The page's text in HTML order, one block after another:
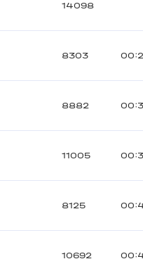
14098
8303
8882
11005
8125
10692